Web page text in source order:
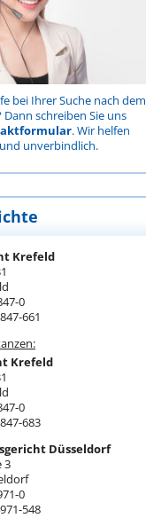
bei Ihrer Suche nach dem
schreiben Sie uns
. Wir helfen
unverbindlich.
Krefeld
0
661
Krefeld
0
683
Düsseldorf
3
0
548